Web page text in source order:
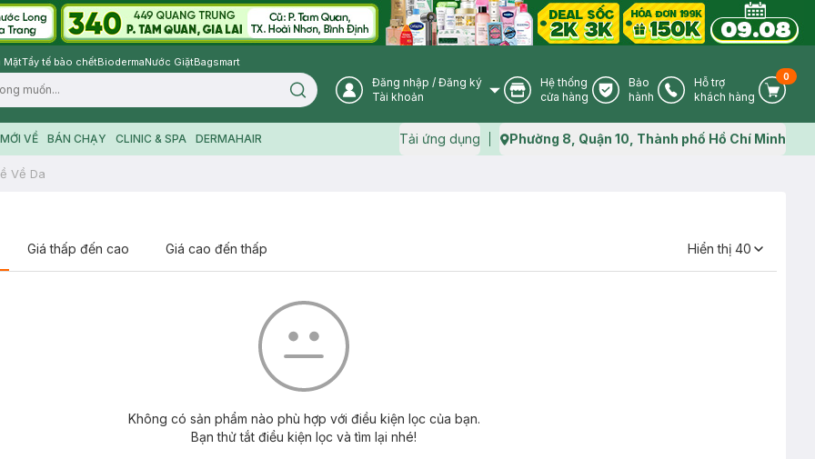
MặtTẩy tế bào chếtBiodermaNước GiặtBagsmart
Search icon User Icon
Đăng nhập / Đăng ký
Tài khoản
Store Icon
Hệ thống
cửa hàng
Warranty Icon
Bảo
hành
Phone Icon
Hỗ trợ
khách hàng
Cart
0
VỀ BÁN CHẠY CLINIC & SPA DERMAHAIR Tải ứng dụng Map icon
Phường 8, Quận 10, Thành phố Hồ Chí Minh
Về Da
Giá thấp đến cao Giá cao đến thấp Hiển thị 40
Không có sản phẩm nào phù hợp với điều kiện lọc của bạn.
Bạn thử tắt điều kiện lọc và tìm lại nhé!